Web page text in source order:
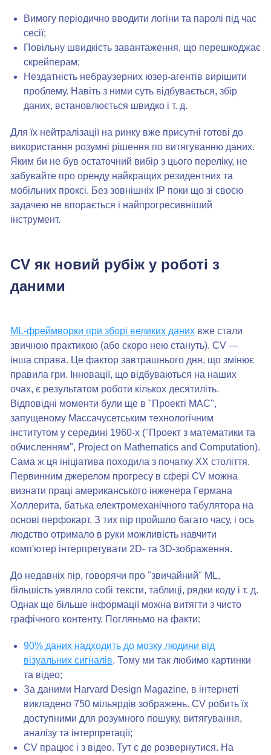
Вимогу періодично вводити логіни та паролі під час
сесії;
Повільну швидкість завантаження, що перешкоджає
скрейперам;
Нездатність небраузерних юзер-агентів вирішити
проблему. Навіть з ними суть відбувається, збір
даних, встановлюється швидко і т. д.
Для їх нейтралізації на ринку вже присутні готові до
використання розумні рішення по витягуванню даних.
Яким би не був остаточний вибір з цього переліку, не
забувайте про оренду найкращих резидентних та
мобільних проксі. Без зовнішніх IP поки що зі своєю
задачею не впорається і найпрогресивніший
інструмент.
CV як новий рубіж у роботі з
даними
ML-фреймворки при зборі великих даних вже стали
звичною практикою (або скоро нею стануть). CV —
інша справа. Це фактор завтрашнього дня, що змінює
правила гри. Інновації, що відбуваються на наших
очах, є результатом роботи кількох десятиліть.
Відповідні моменти були ще в "Проекті MAC",
запущеному Массачусетським технологічним
інститутом у середині 1960-х ("Проект з математики та
обчисленням", Project on Mathematics and Computation).
Сама ж ця ініціатива походила з початку XX століття.
Первинним джерелом прогресу в сфері CV можна
визнати праці американського інженера Германа
Холлерита, батька електромеханічного табулятора на
основі перфокарт. З тих пір пройшло багато часу, і ось
людство отримало в руки можливість навчити
комп'ютер інтерпретувати 2D- та 3D-зображення.
До недавніх пір, говорячи про "звичайний" ML,
більшість уявляло собі тексти, таблиці, рядки коду і т. д.
Однак ще більше інформації можна витягти з чисто
графічного контенту. Погляньмо на факти:
90% даних надходить до мозку людини від
візуальних сигналів. Тому ми так любимо картинки
та відео;
За даними Harvard Design Magazine, в інтернеті
викладено 750 мільярдів зображень. CV робить їх
доступними для розумного пошуку, витягування,
аналізу та інтерпретації;
CV працює і з відео. Тут є де розвернутися. На